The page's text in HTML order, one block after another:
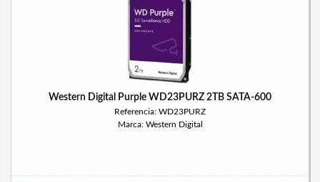
Western Digital Purple WD23PURZ 2TB SATA-600
Referencia: WD23PURZ
Marca: Western Digital